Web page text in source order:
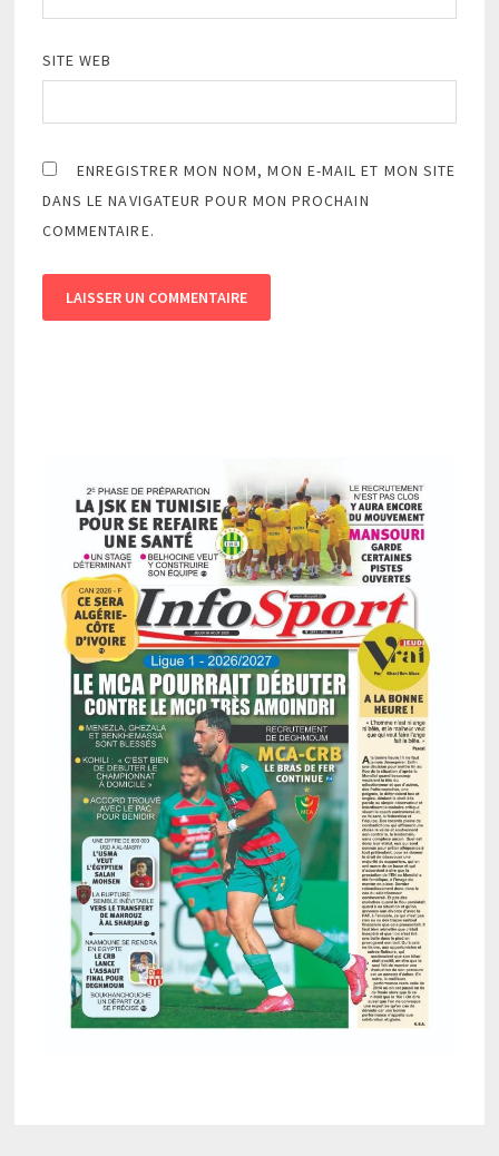
SITE WEB
ENREGISTRER MON NOM, MON E-MAIL ET MON SITE
DANS LE NAVIGATEUR POUR MON PROCHAIN
COMMENTAIRE.